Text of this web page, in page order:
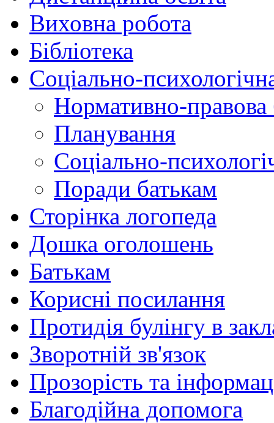
Виховна робота
Бібліотека
Соціально-
Нормативно-правова
Планування
Соціально-
Поради батькам
Сторінка логопеда
Дошка оголошень
Батькам
Корисні посилання
Протидія булінгу в
Зворотній зв'язок
Прозорість та
Благодійна допомога